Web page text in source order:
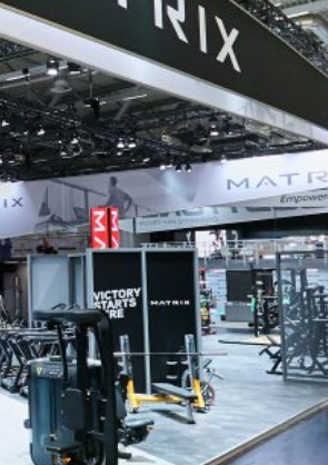
Instagram
Twitter
Facebook
LinkedIn